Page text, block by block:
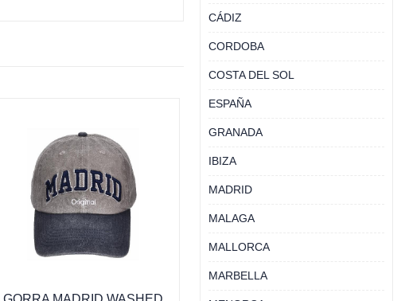
CÁDIZ
CORDOBA
COSTA DEL SOL
ESPAÑA
GRANADA
IBIZA
MADRID
MALAGA
MALLORCA
MARBELLA